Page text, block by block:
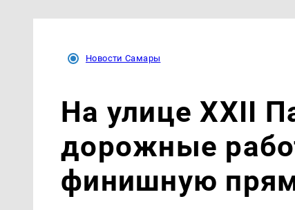
Новости Самары
На улице XXII
дорожные
финишную